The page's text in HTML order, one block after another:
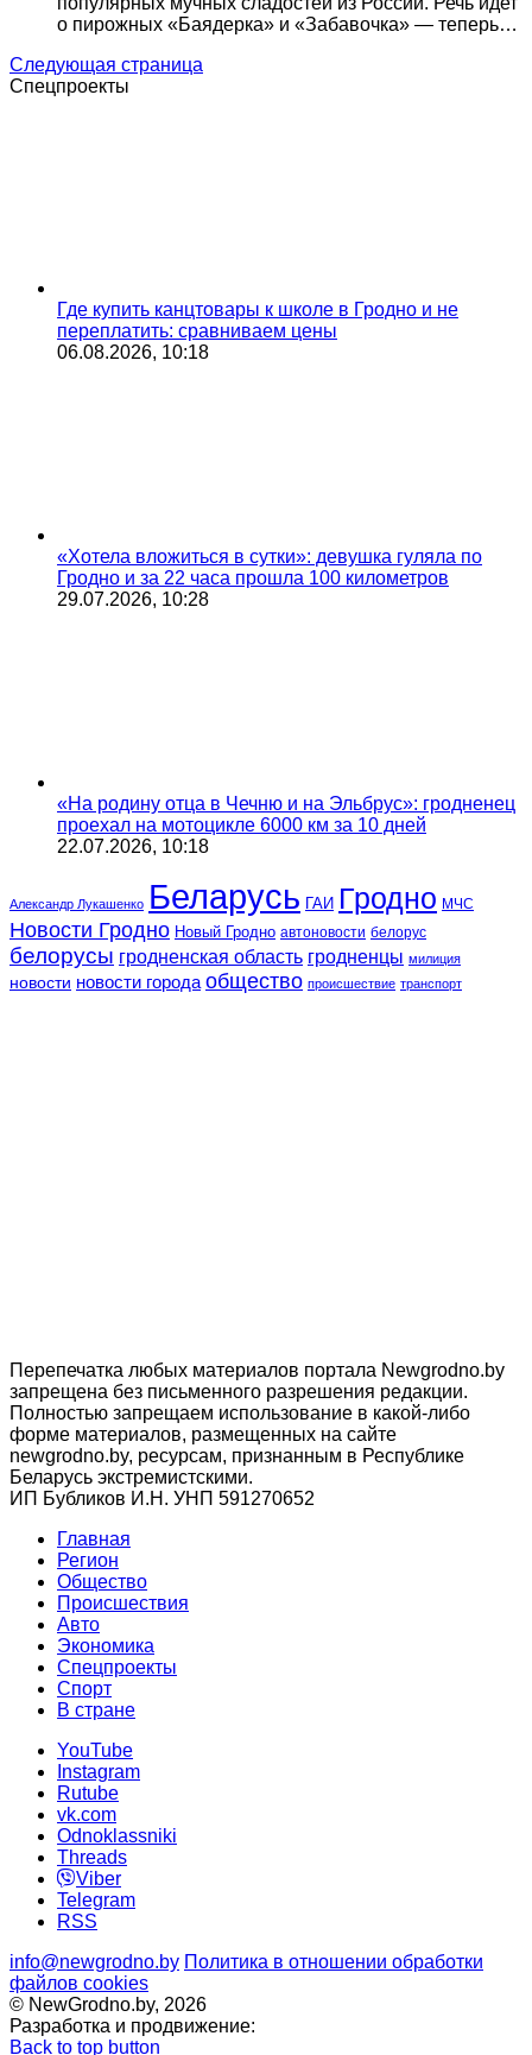
о пирожных «Баядерка» и «Забавочка» — теперь…
Следующая страница
Спецпроекты
Где купить канцтовары к школе в Гродно и не
переплатить: сравниваем цены
06.08.2026, 10:18
«Хотела вложиться в сутки»: девушка гуляла по
Гродно и за 22 часа прошла 100 километров
29.07.2026, 10:28
«На родину отца в Чечню и на Эльбрус»: гродненец
проехал на мотоцикле 6000 км за 10 дней
22.07.2026, 10:18
Александр Лукашенко Беларусь ГАИ Гродно МЧС
Новости Гродно Новый Гродно автоновости белорус
белорусы гродненская область гродненцы милиция
новости новости города общество происшествие транспорт
Перепечатка любых материалов портала Newgrodno.by
запрещена без письменного разрешения редакции.
Полностью запрещаем использование в какой-либо
форме материалов, размещенных на сайте
newgrodno.by, ресурсам, признанным в Республике
Беларусь экстремистскими.
ИП Бубликов И.Н. УНП 591270652
Главная
Регион
Общество
Происшествия
Авто
Экономика
Спецпроекты
Cпорт
В стране
YouTube
Instagram
Rutube
vk.com
Odnoklassniki
Threads
Viber
Telegram
RSS
info@newgrodno.by Политика в отношении обработки
файлов cookies
© NewGrodno.by, 2026
Разработка и продвижение:
Back to top button